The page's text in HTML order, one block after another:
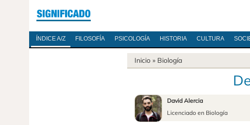
ÍNDICE A/Z FILOSOFÍA PSICOLOGÍA HISTORIA CULTURA
Inicio » Biología
David Alercia
Licenciado en Biología